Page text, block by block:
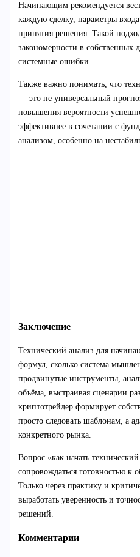
Начинающим рекомендуется
каждую сделку, параметры
принятия решения. Такой
закономерности в собственных
системные ошибки.
Также важно понимать, что
— это не универсальный
повышения вероятности
эффективнее в сочетании с
анализом, особенно на
Заключение
Технический анализ для
формул, сколько система
продвинутые инструменты,
объёма, выстраивая сценарии
криптотрейдер формирует
просто следовать шаблонам, а
конкретного рынка.
Вопрос «как начать
сопровождаться готовностью к
Только через практику и
выработать уверенность и
решений.
Комментарии